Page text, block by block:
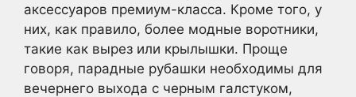
аксессуаров премиум-класса. Кроме того, у
них, как правило, более модные воротники,
такие как вырез или крылышки. Проще
говоря, парадные рубашки необходимы для
вечернего выхода с черным галстуком,